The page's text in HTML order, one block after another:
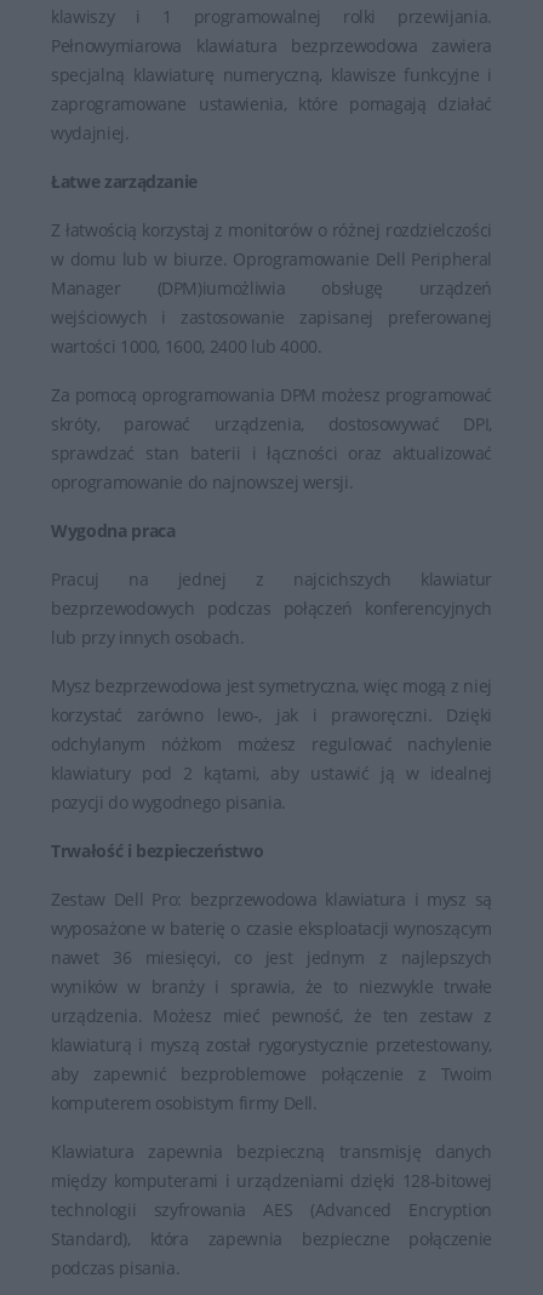
klawiszy i 1 programowalnej rolki przewijania.
Pełnowymiarowa klawiatura bezprzewodowa zawiera
specjalną klawiaturę numeryczną, klawisze funkcyjne i
zaprogramowane ustawienia, które pomagają działać
wydajniej.
Łatwe zarządzanie
Z łatwością korzystaj z monitorów o różnej rozdzielczości
w domu lub w biurze. Oprogramowanie Dell Peripheral
Manager (DPM)iumożliwia obsługę urządzeń
wejściowych i zastosowanie zapisanej preferowanej
wartości 1000, 1600, 2400 lub 4000.
Za pomocą oprogramowania DPM możesz programować
skróty, parować urządzenia, dostosowywać DPI,
sprawdzać stan baterii i łączności oraz aktualizować
oprogramowanie do najnowszej wersji.
Wygodna praca
Pracuj na jednej z najcichszych klawiatur
bezprzewodowych podczas połączeń konferencyjnych
lub przy innych osobach.
Mysz bezprzewodowa jest symetryczna, więc mogą z niej
korzystać zarówno lewo-, jak i praworęczni. Dzięki
odchylanym nóżkom możesz regulować nachylenie
klawiatury pod 2 kątami, aby ustawić ją w idealnej
pozycji do wygodnego pisania.
Trwałość i bezpieczeństwo
Zestaw Dell Pro: bezprzewodowa klawiatura i mysz są
wyposażone w baterię o czasie eksploatacji wynoszącym
nawet 36 miesięcyi, co jest jednym z najlepszych
wyników w branży i sprawia, że to niezwykle trwałe
urządzenia. Możesz mieć pewność, że ten zestaw z
klawiaturą i myszą został rygorystycznie przetestowany,
aby zapewnić bezproblemowe połączenie z Twoim
komputerem osobistym firmy Dell.
Klawiatura zapewnia bezpieczną transmisję danych
między komputerami i urządzeniami dzięki 128-bitowej
technologii szyfrowania AES (Advanced Encryption
Standard), która zapewnia bezpieczne połączenie
podczas pisania.